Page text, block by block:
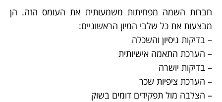
חברות השמה מפחיתות משמעותית את העומס הזה. הן
מבצעות את כל שלבי המיון הראשוניים:
– בדיקות ניסיון והשכלה
– הערכת התאמה אישיותית
– בדיקות יושרה
– הערכת ציפיות שכר
– הצלבה מול תפקידים דומים בשוק